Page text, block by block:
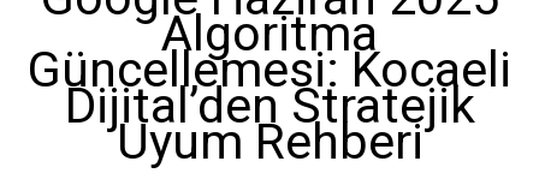
Algoritma
Güncellemesi: Kocaeli
Dijital’den Stratejik
Uyum Rehberi